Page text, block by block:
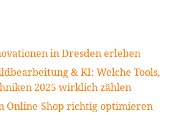
in Dresden erleben
& KI: Welche Tools,
2025 wirklich zählen
Online-Shop richtig optimieren